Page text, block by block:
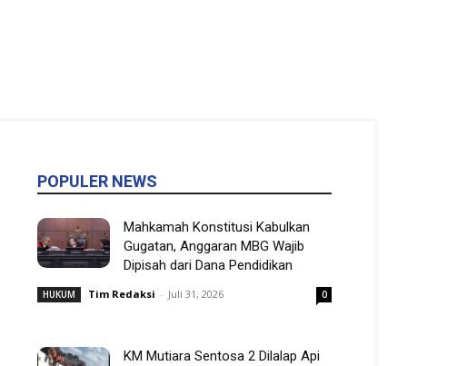
POPULER NEWS
Mahkamah Konstitusi Kabulkan
Gugatan, Anggaran MBG Wajib
Dipisah dari Dana Pendidikan
HUKUM Tim Redaksi - Juli 31, 2026 0
KM Mutiara Sentosa 2 Dilalap Api